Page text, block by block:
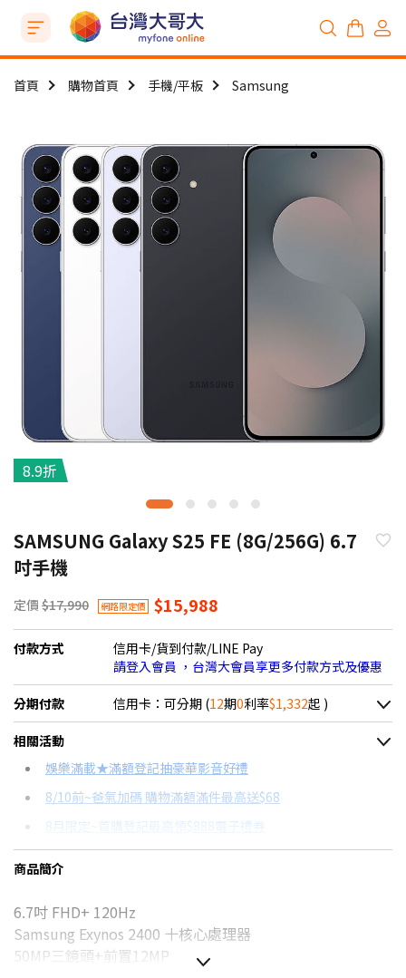
首頁 購物首頁 手機/平板 Samsung
8.9折
SAMSUNG Galaxy S25 FE (8G/256G) 6.7
吋手機
定價 $17,990 網路限定價 $15,988
付款方式
信用卡/貨到付款/LINE Pay
請登入會員 ，台灣大會員享更多付款方式及優惠
分期付款 信用卡：可分期 (12期0利率$1,332起 )
＊實際可分期數、適用利率，請以購物車顯示為主
信用卡分期
分期數
6期 0利率
12期 0利率
6期
每期金額 配合銀行/業者
相關活動
娛樂滿載★滿額登記抽豪華影音好禮
8/10前~爸氣加碼 購物滿額滿件最高送$68
8月限定~首購登記最高領$888電子禮券
台灣大哥大Open Possible聯名卡滿額最高回饋25%
★舊機回收★限量加碼10%回饋
更多信用卡分期0利率滿額享回饋
商品簡介
6.7吋 FHD+ 120Hz
Samsung Exynos 2400 十核心處理器
50MP三鏡頭+前置12MP